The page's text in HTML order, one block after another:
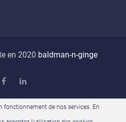
en 2020 baldman-n-ginge
fonctionnement de nos services. En